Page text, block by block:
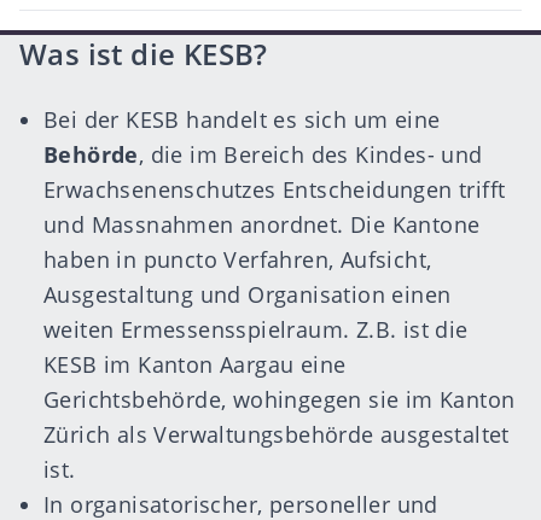
Was ist die KESB?
Bei der KESB handelt es sich um eine
Behörde, die im Bereich des Kindes- und
Erwachsenenschutzes Entscheidungen trifft
und Massnahmen anordnet. Die Kantone
haben in puncto Verfahren, Aufsicht,
Ausgestaltung und Organisation einen
weiten Ermessensspielraum. Z.B. ist die
KESB im Kanton Aargau eine
Gerichtsbehörde, wohingegen sie im Kanton
Zürich als Verwaltungsbehörde ausgestaltet
ist.
In organisatorischer, personeller und